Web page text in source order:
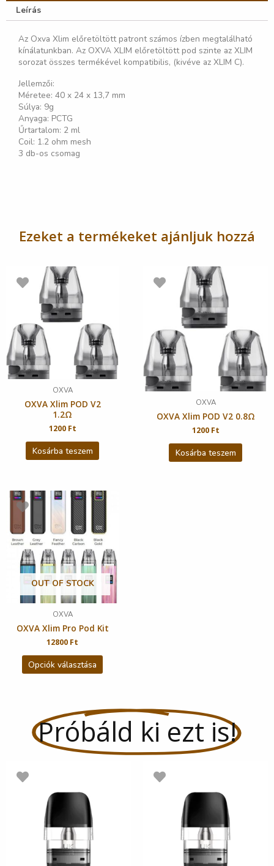
Leírás
Az Oxva Xlim előretöltött patront számos ízben megtalálható
kínálatunkban. Az OXVA XLIM előretöltött pod szinte az XLIM
sorozat összes termékével kompatibilis, (kivéve az XLIM C).
Jellemzői:
Méretee: 40 x 24 x 13,7 mm
Súlya: 9g
Anyaga: PCTG
Űrtartalom: 2 ml
Coil: 1.2 ohm mesh
3 db-os csomag
Ezeket a termékeket ajánljuk hozzá
OXVA
OXVA Xlim POD V2
1.2Ω
1200 Ft
Kosárba teszem
OXVA
OXVA Xlim POD V2 0.8Ω
1200 Ft
Kosárba teszem
OUT OF STOCK
OXVA
OXVA Xlim Pro Pod Kit
12800 Ft
Opciók választása
Próbáld ki ezt is!